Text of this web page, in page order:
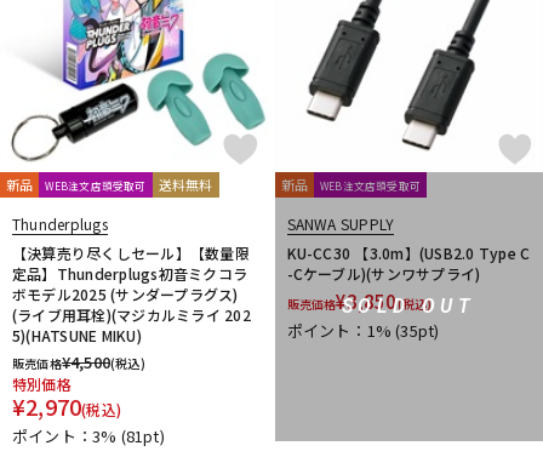
新品 WEB注文店頭受取可 送料無料
Thunderplugs
【決算売り尽くしセール】【数量限
定品】Thunderplugs初音ミクコラ
ボモデル2025 (サンダープラグス)
(ライブ用耳栓)(マジカルミライ 202
5)(HATSUNE MIKU)
販売価格¥4,500(税込)
特別価格
¥2,970(税込)
ポイント：3% (81pt)
SOLD OUT
新品 WEB注文店頭受取可
SANWA SUPPLY
KU-CC30 【3.0m】(USB2.0 Type C
-Cケーブル)(サンワサプライ)
販売価格¥3,850(税込)
ポイント：1%(35pt)